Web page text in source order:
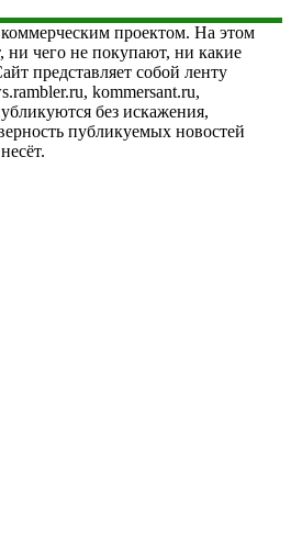
проектом. На этом
ни чего не покупают, ни какие
представляет собой ленту
kommersant.ru,
без искажения,
публикуемых новостей